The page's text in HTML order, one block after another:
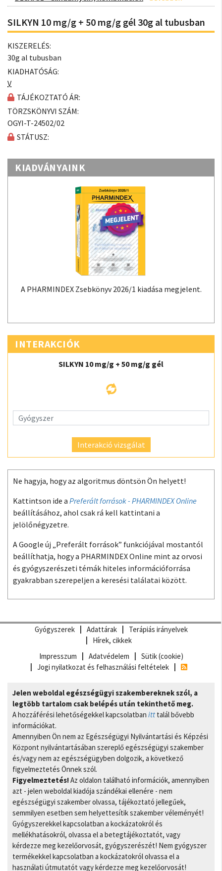
SILKYN 10 mg/g + 50 mg/g gél 30g al tubusban
KISZERELÉS:
30g al tubusban
KIADHATÓSÁG:
V
TÁJÉKOZTATÓ ÁR:
TÖRZSKÖNYVI SZÁM:
OGYI-T-24502/02
STÁTUSZ:
KIADVÁNYAINK
A PHARMINDEX Zsebkönyv 2026/1 kiadása megjelent.
INTERAKCIÓK
SILKYN 10 mg/g + 50 mg/g gél
Interakció vizsgálat
Ne hagyja, hogy az algoritmus döntsön Ön helyett!
Kattintson ide a Preferált források - PHARMINDEX Online
beállításához, ahol csak rá kell kattintani a
jelölőnégyzetre.
A Google új „Preferált források” funkciójával mostantól
beállíthatja, hogy a PHARMINDEX Online mint az orvosi
és gyógyszerészeti témák hiteles információforrása
gyakrabban szerepeljen a keresési találatai között.
Gyógyszerek Adattárak
Terápiás irányelvek
Hírek, cikkek
Impresszum
Adatvédelem
Sütik (cookie)
Jogi nyilatkozat és felhasználási feltételek
Jelen weboldal egészségügyi szakembereknek szól, a
legtöbb tartalom csak belépés után tekinthető meg.
A hozzáférési lehetőségekkel kapcsolatban itt talál bővebb
információkat.
Amennyiben Ön nem az Egészségügyi Nyilvántartási és Képzési
Központ nyilvántartásában szereplő egészségügyi szakember
és/vagy nem az egészségügyben dolgozik, a következő
figyelmeztetés Önnek szól.
Figyelmeztetés!Az oldalon található információk, amennyiben
azt - jelen weboldal kiadója szándékai ellenére - nem
egészségügyi szakember olvassa, tájékoztató jellegűek,
semmilyen esetben sem helyettesítik szakember véleményét!
Gyógyszerekkel kapcsolatban a kockázatokról és
mellékhatásokról, olvassa el a betegtájékoztatót, vagy
kérdezze meg kezelőorvosát, gyógyszerészét! Nem gyógyszer
termékekkel kapcsolatban a kockázatokról olvassa el a
használati útmutatót vagy kérdezze meg kezelőorvosát!